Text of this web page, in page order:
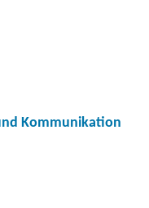
Kommunikation